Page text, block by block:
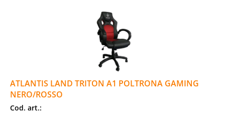
ATLANTIS LAND TRITON A1 POLTRONA GAMING
NERO/ROSSO
Cod. art.: